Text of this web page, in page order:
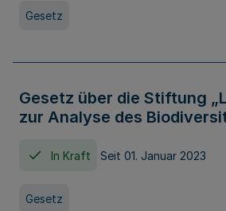
Gesetz
Gesetz über die Stiftung
zur Analyse des
In Kraft Seit 01. Januar 2023
Gesetz